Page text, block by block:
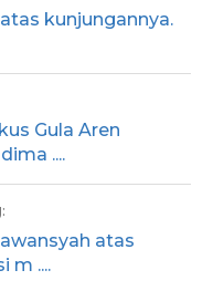
kunjungannya.
Gula Aren
....
:
atas
m ....